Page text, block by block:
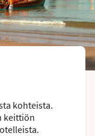
kohteista.
keittiön